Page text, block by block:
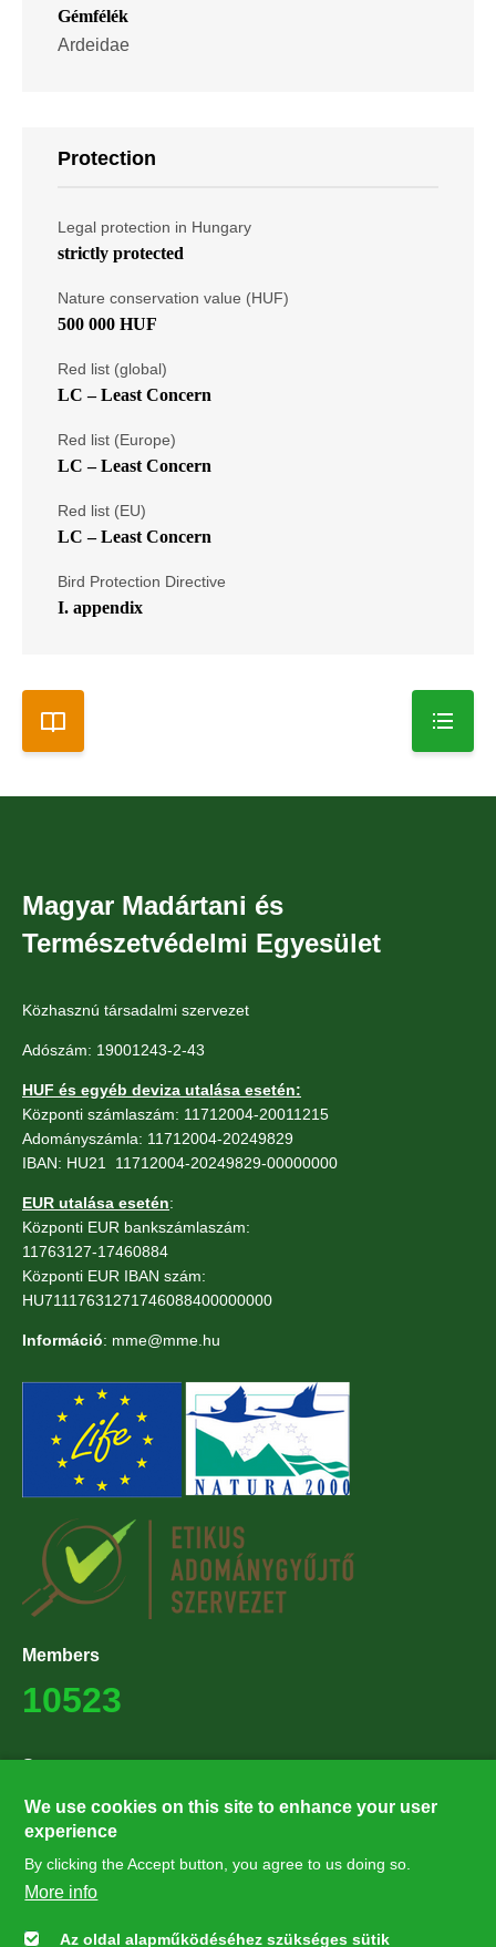
Gémfélék
Ardeidae
Protection
Legal protection in Hungary
strictly protected
Nature conservation value (HUF)
500 000 HUF
Red list (global)
LC – Least Concern
Red list (Europe)
LC – Least Concern
Red list (EU)
LC – Least Concern
Bird Protection Directive
I. appendix
Magyar Madártani és
Természetvédelmi Egyesület
Közhasznú társadalmi szervezet
Adószám: 19001243-2-43
HUF és egyéb deviza utalása esetén:
Központi számlaszám: 11712004-20011215
Adományszámla: 11712004-20249829
IBAN: HU21 11712004-20249829-00000000
EUR utalása esetén:
Központi EUR bankszámlaszám:
11763127-17460884
Központi EUR IBAN szám:
HU71117631271746088400000000
Információ: mme@mme.hu
Members
10523
Supporters
27224
Hírlevél feliratkozás
We use cookies on this site to enhance your user
experience
By clicking the Accept button, you agree to us doing so.
More info
Az oldal alapműködéséhez szükséges sütik